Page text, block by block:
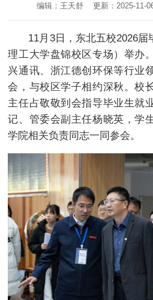
编辑：王天舒
更新：2025-11-
11月3日，东北五校2026
理工大学盘锦校区专场）举办
兴通讯、浙江德创环保等行业
会，与校区学子相约深秋。校
主任占敬敬到会指导毕业生就
记、管委会副主任杨晓英，学
学院相关负责同志一同参会。